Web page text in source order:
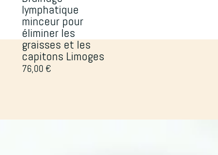
lymphatique
minceur pour
éliminer les
graisses et les
capitons Limoges
76,00 €